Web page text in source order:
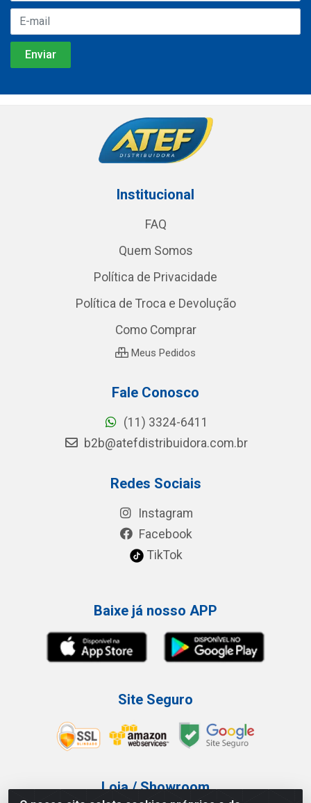
Institucional
FAQ
Quem Somos
Política de Privacidade
Política de Troca e Devolução
Como Comprar
Meus Pedidos
Fale Conosco
(11) 3324-6411
b2b@atefdistribuidora.com.br
Redes Sociais
Instagram
Facebook
TikTok
Baixe já nosso APP
Site Seguro
Loja / Showroom